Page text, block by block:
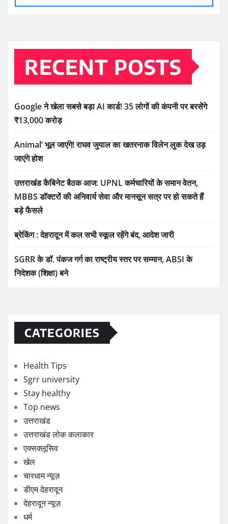
RECENT POSTS
Google ने खेला सबसे बड़ा AI कार्ड! 35 लोगों की कंपनी पर बरसेंगे
₹13,000 करोड़
Animal’ भूल जाएंगे! राघव जुयाल का खतरनाक विलेन लुक देख उड़
जाएंगे होश
उत्तराखंड कैबिनेट बैठक आज: UPNL कर्मचारियों के समान वेतन,
MBBS डॉक्टरों की अनिवार्य सेवा और मानसून सत्र पर हो सकते हैं
बड़े फैसले
ब्रेकिंग : देहरादून में कल सभी स्कूल रहेंगे बंद, आदेश जारी
SGRR के डॉ. पंकज गर्ग का राष्ट्रीय स्तर पर सम्मान, ABSI के
निदेशक (शिक्षा) बने
CATEGORIES
Health Tips
Sgrr university
Stay healthy
Top news
उत्तराखंड
उत्तराखंड लोक कलाकार
एक्सक्लूसिव
खेल
चारधाम न्यूज़
डीएम देहरादून
देहरादून न्यूज़
धर्म